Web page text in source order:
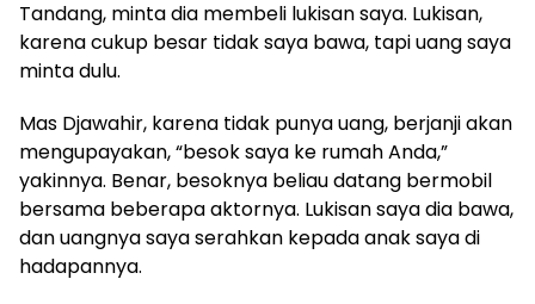
Tandang, minta dia membeli lukisan saya. Lukisan,
karena cukup besar tidak saya bawa, tapi uang saya
minta dulu.
Mas Djawahir, karena tidak punya uang, berjanji akan
mengupayakan, “besok saya ke rumah Anda,”
yakinnya. Benar, besoknya beliau datang bermobil
bersama beberapa aktornya. Lukisan saya dia bawa,
dan uangnya saya serahkan kepada anak saya di
hadapannya.